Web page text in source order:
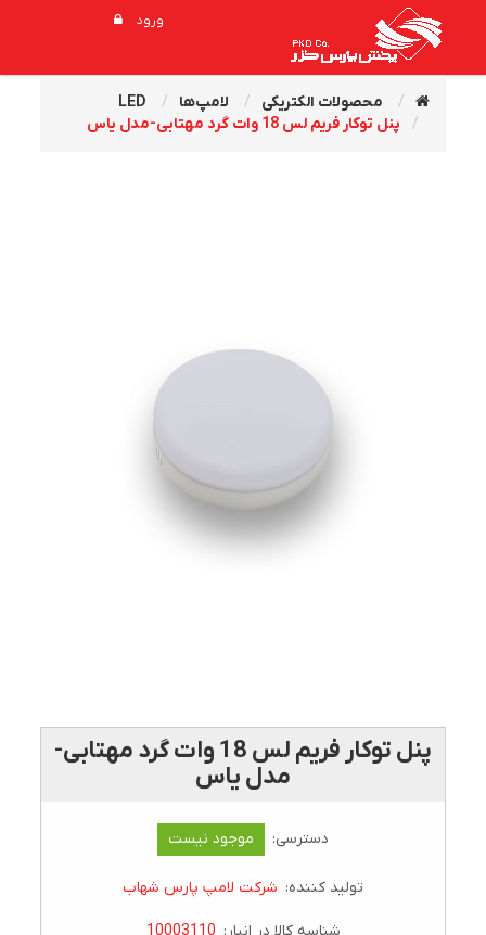
ورود
محصولات الکتریکی لامپ‌ها
LED
پنل توکار فریم لس 18 وات گرد مهتابی-مدل یاس
پنل توکار فریم لس 18 وات گرد مهتابی-
مدل یاس
دسترسی: موجود نیست
تولید کننده: شرکت لامپ پارس شهاب